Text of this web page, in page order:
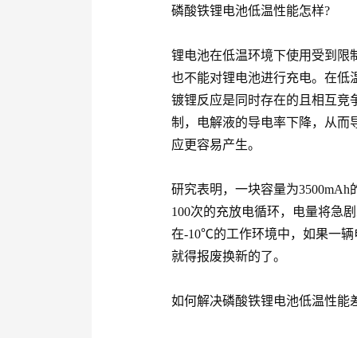
磷酸铁锂电池低温性能怎样?
锂电池在低温环境下使用受到限
也不能对锂电池进行充电。在低
镀锂反应是同时存在的且相互竞
制，电解液的导电率下降，从而
应更容易产生。
研究表明，一块容量为
100次的充放电循环，电量将急
在-10℃的工作环境中，如果一
就得报废换新的了。
如何解决磷酸铁锂电池低温性能